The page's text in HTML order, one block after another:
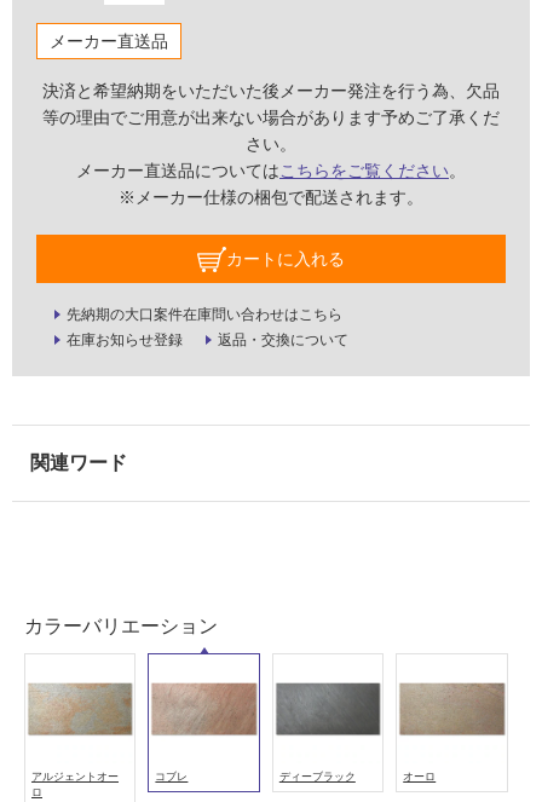
メーカー直送品
決済と希望納期をいただいた後メーカー発注を行う為、欠品
等の理由でご用意が出来ない場合があります予めご了承くだ
さい。
メーカー直送品についてはこちらをご覧ください。
※メーカー仕様の梱包で配送されます。
カートに入れる
先納期の大口案件在庫問い合わせはこちら
在庫お知らせ登録
返品・交換について
カラーバリエーション
アルジェントオー
ロ
コブレ ディーブラック オーロ
て
な
い
屋
壁・
浴
用
用
可
能
(寒
冷
以